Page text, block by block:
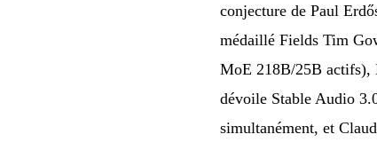
conjecture de Paul
médaillé Fields Tim
MoE 218B/25B actifs),
dévoile Stable Audio
simultanément, et